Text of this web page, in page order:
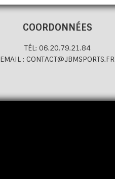
COORDONNÉES
TÉL: 06.20.79.21.84
EMAIL : CONTACT@JBMSPORTS.FR